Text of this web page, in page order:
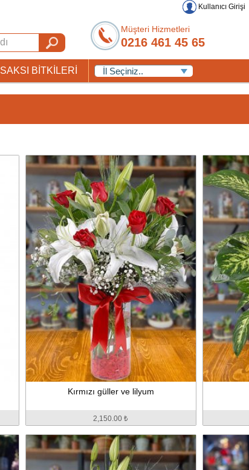
Kullanıcı Girişi
Müşteri Hizmetleri
0216 461 45 65
SAKSI BİTKİLERİ
Kırmızı güller ve lilyum
2,150.00 ₺